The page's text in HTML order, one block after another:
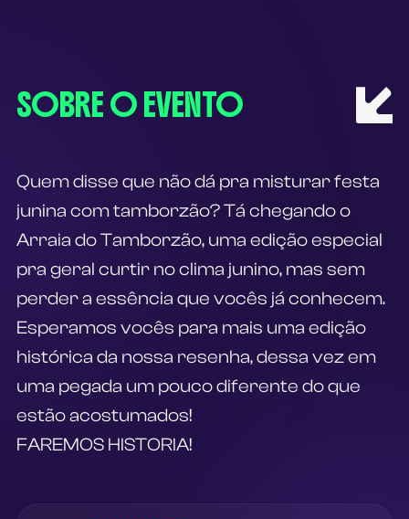
SOBRE O EVENTO
Quem disse que não dá pra misturar festa
junina com tamborzão? Tá chegando o
Arraia do Tamborzão, uma edição especial
pra geral curtir no clima junino, mas sem
perder a essência que vocês já conhecem.
Esperamos vocês para mais uma edição
histórica da nossa resenha, dessa vez em
uma pegada um pouco diferente do que
estão acostumados!
FAREMOS HISTORIA!